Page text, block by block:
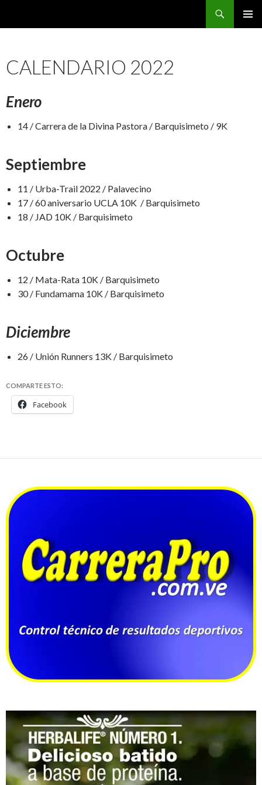
CALENDARIO 2022
Enero
14 / Carrera de la Divina Pastora / Barquisimeto / 9K
Septiembre
11 / Urba-Trail 2022 / Palavecino
17 / 60 aniversario UCLA 10K / Barquisimeto
18 / JAD 10K / Barquisimeto
Octubre
12 / Mata-Rata 10K / Barquisimeto
30 / Fundamama 10K / Barquisimeto
Diciembre
26 / Unión Runners 13K / Barquisimeto
COMPARTE ESTO:
Facebook